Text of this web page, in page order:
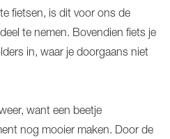
fietsen, is dit voor ons de
te nemen. Bovendien fiets je
in, waar je doorgaans niet
want een beetje
nog mooier maken. Door de